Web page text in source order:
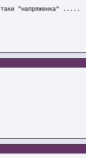
таки "напряженка" .....